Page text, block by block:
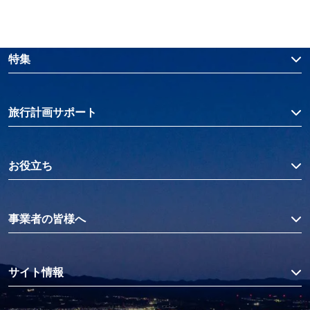
特集
旅行計画サポート
お役立ち
事業者の皆様へ
サイト情報